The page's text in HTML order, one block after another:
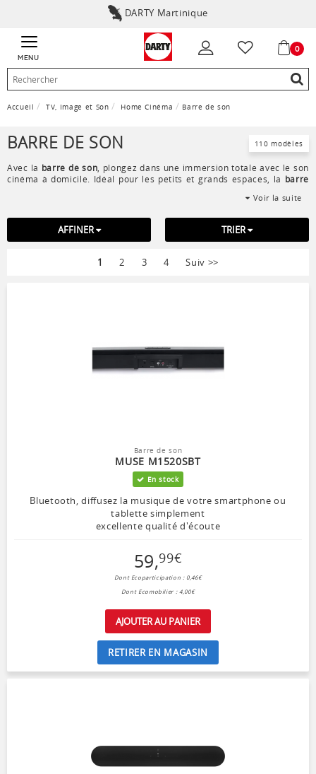
DARTY Martinique
MENU
0
Accueil TV, Image et Son Home Cinéma Barre de son
BARRE DE SON 110 modèles
Avec la barre de son , plongez dans une immersion totale avec le son
cinéma à domicile. Idéal pour les petits et grands espaces, la barre
exceptionnelle. La barre de son est
accrochée au mur. Facile à connecter, la barre de son est branchée
souvent par prise HDMI ! Chez Darty, nous vous sélectionnons les
Voir la suite
AFFINER TRIER
1 2 3 4 Suiv >>
Barre de son
MUSE M1520SBT
En stock
Bluetooth, diffusez la musique de votre smartphone ou
tablette simplement
excellente qualité d'écoute
59,99€
Dont Ecoparticipation : 0,46€
Dont Ecomobilier : 4,00€
AJOUTER AU PANIER
RETIRER EN MAGASIN